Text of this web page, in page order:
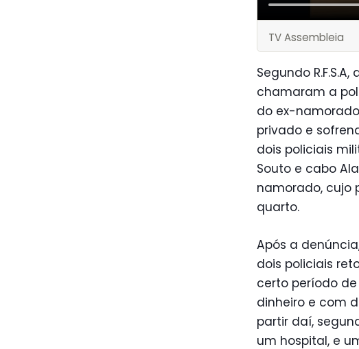
TV Assembleia
Segundo
chamaram a
do ex-
privado e
dois policiais
Souto e cabo
namorado, cujo
quarto.
Após a
dois policiais
certo período
dinheiro e com
partir daí,
um hospital, e